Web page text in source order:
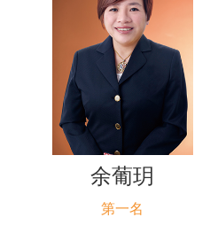
余葡玥
第一名